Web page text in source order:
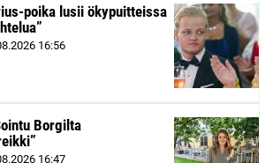
poika lusii ökypuitteissa
16:56
Borgilta
16:47